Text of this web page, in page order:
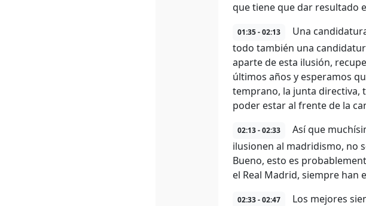
que tiene que dar resultado
01:35 - 02:13
Una
todo también una
aparte de esta ilusión,
últimos años y esperamos
temprano, la junta directiva,
poder estar al frente de la
02:13 - 02:33
Así que
ilusionen al madridismo, no
Bueno, esto es
el Real Madrid, siempre han
02:33 - 02:47
Los mejores